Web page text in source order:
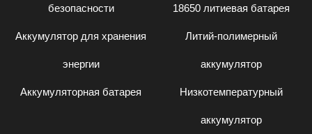
безопасности 18650 литиевая батарея
Аккумулятор для хранения
энергии
Литий-полимерный
аккумулятор
Аккумуляторная батарея Низкотемпературный
аккумулятор